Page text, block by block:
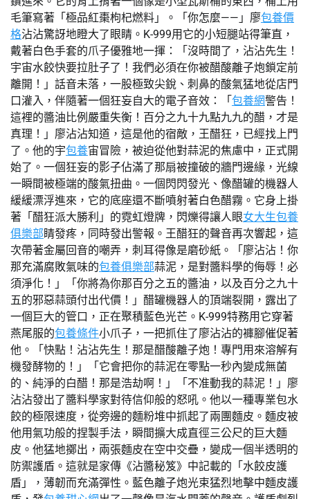
毛筆寫著「極品紅棗枸杞燃料」。「你怎麼——」廖包養價
格沾沾驚訝地瞪大了眼睛。K-999用它的小短腿站得筆直，
戴著白色手套的爪子優雅地一揮：「沒時間了，沾沾先生！
宇宙水餃快要拉肚子了！我們必須在你被醋酸離子炮鎖定前
離開！」話音未落，一股極致尖銳、刺鼻的酸氣猛地從店門
口灌入，伴隨著一個狂妄自大的電子音效：「包養網警告！
這裡的醬油比例嚴重失衡！百分之九十九點九九的醋，才是
真理！」廖沾沾知道，這是他的宿敵，王醋狂，已經找上門
了。他的宇包養宙冒險，被迫從他對蒜泥的焦慮中，正式開
始了。一個狂妄的影子佔滿了那扇被撞破的牆門邊緣，光線
一瞬間被極端的酸氣扭曲。一個閃閃發光、像醋罐的機器人
緩緩漂浮進來，它的底座還不斷噴射著白色醋霧。它身上掛
著「醋狂派大勝利」的霓虹燈牌，閃爍得讓人眼女大生包養
俱樂部睛發疼，同時發出警報。王醋狂的聲音再次響起，這
次帶著金屬回音的嘲弄，刺耳得像是磨砂紙。「廖沾沾！你
那充滿腐敗氣味的包養俱樂部蒜泥，是對醬料學的侮辱！必
須淨化！」「你將為你那百分之五的醬油，以及百分之九十
五的邪惡蒜頭付出代價！」醋罐機器人的頂端裂開，露出了
一個巨大的管口，正在聚積藍色光芒。K-999特務用它穿著
燕尾服的包養條件小爪子，一把抓住了廖沾沾的褲腳催促著
他。「快點！沾沾先生！那是醋酸離子炮！專門用來溶解有
機發酵物的！」「它會把你的蒜泥在零點一秒內變成無菌
的、純淨的白醋！那是浩劫啊！」「不准動我的蒜泥！」廖
沾沾發出了醬料學家對待信仰般的怒吼。他以一種專業包水
餃的極限速度，從旁邊的麵粉堆中抓起了兩團麵皮。麵皮被
他用氣功般的捏製手法，瞬間擴大成直徑三公尺的巨大麵
皮。他猛地擲出，兩張麵皮在空中交疊，變成一個半透明的
防禦護盾。這就是家傳《沾醬秘笈》中記載的「水餃皮護
盾」，薄韌而充滿彈性。藍色離子炮光束猛烈地擊中麵皮護